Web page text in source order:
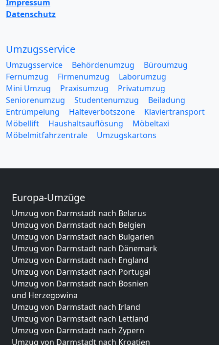
Impressum
Datenschutz
Umzugsservice
Umzugsservice Behördenumzug
Büroumzug
Fernumzug
Firmenumzug
Laborumzug
Mini Umzug
Praxisumzug
Privatumzug
Seniorenumzug
Studentenumzug
Beiladung
Entrümpelung
Halteverbotszone
Klaviertransport
Möbellift
Haushaltsauflösung
Möbeltaxi
Möbelmitfahrzentrale
Umzugskartons
Europa-Umzüge
Umzug von Darmstadt nach Belarus
Umzug von Darmstadt nach Belgien
Umzug von Darmstadt nach Bulgarien
Umzug von Darmstadt nach Dänemark
Umzug von Darmstadt nach England
Umzug von Darmstadt nach Portugal
Umzug von Darmstadt nach Bosnien
und Herzegowina
Umzug von Darmstadt nach Irland
Umzug von Darmstadt nach Lettland
Umzug von Darmstadt nach Zypern
Umzug von Darmstadt nach Kroatien